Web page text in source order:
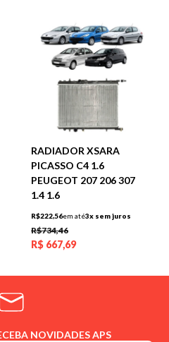
RADIADOR XSARA
PICASSO C4 1.6
PEUGEOT 207 206 307
1.4 1.6
R$222,56em até3x sem juros
R$734,46
R$ 667,69
NOVIDADES APS